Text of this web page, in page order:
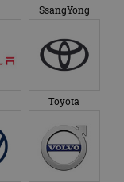
SsangYong
Toyota